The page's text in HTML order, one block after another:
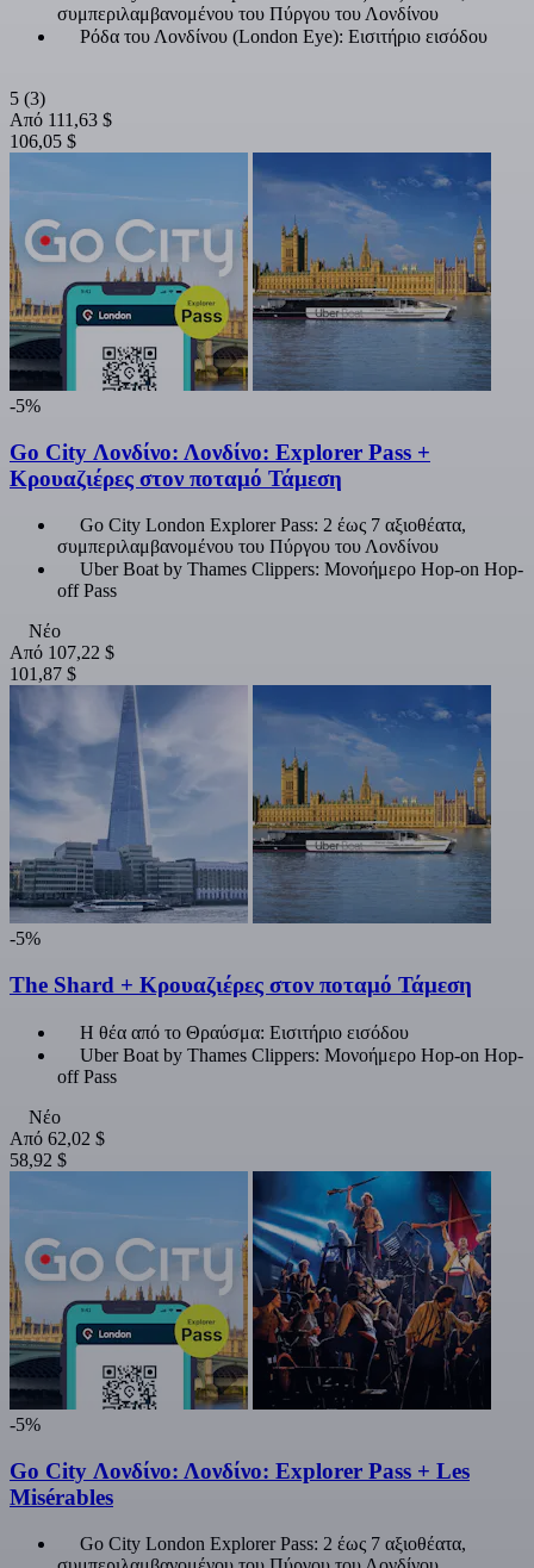
συμπεριλαμβανομένου του Πύργου του Λονδίνου
Ρόδα του Λονδίνου (London Eye): Εισιτήριο εισόδου
5 (3)
Από 111,63 $
106,05 $
-5%
Go City Λονδίνο: Λονδίνο: Explorer Pass +
Κρουαζιέρες στον ποταμό Τάμεση
Go City London Explorer Pass: 2 έως 7 αξιοθέατα,
συμπεριλαμβανομένου του Πύργου του Λονδίνου
Uber Boat by Thames Clippers: Μονοήμερο Hop-on Hop-
off Pass
Νέο
Από 107,22 $
101,87 $
-5%
The Shard + Κρουαζιέρες στον ποταμό Τάμεση
Η θέα από το Θραύσμα: Εισιτήριο εισόδου
Uber Boat by Thames Clippers: Μονοήμερο Hop-on Hop-
off Pass
Νέο
Από 62,02 $
58,92 $
-5%
Go City Λονδίνο: Λονδίνο: Explorer Pass + Les
Misérables
Go City London Explorer Pass: 2 έως 7 αξιοθέατα,